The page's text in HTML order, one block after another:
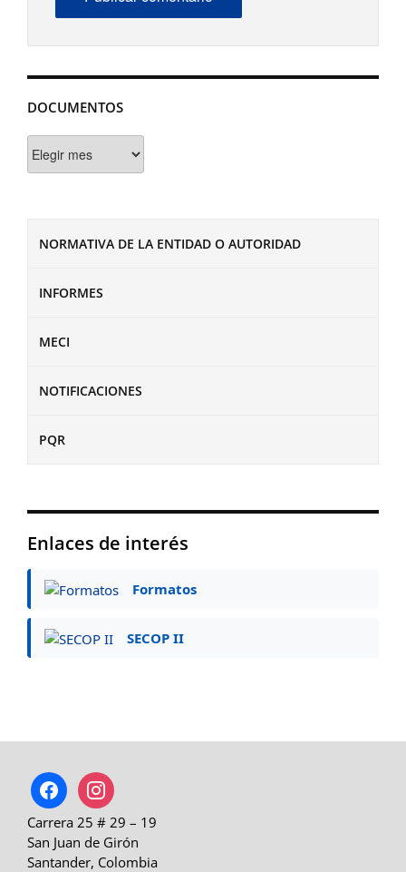
DOCUMENTOS
NORMATIVA DE LA ENTIDAD O AUTORIDAD
INFORMES
MECI
NOTIFICACIONES
PQR
Enlaces de interés
Formatos
SECOP II
facebookinstagram
Carrera 25 # 29 – 19
San Juan de Girón
Santander, Colombia